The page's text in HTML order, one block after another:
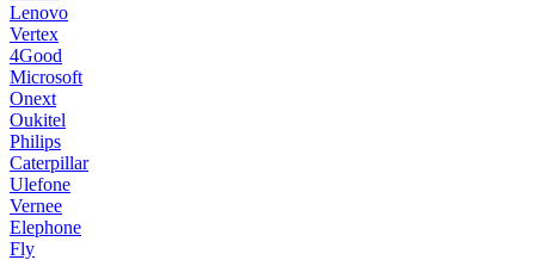
Lenovo
Vertex
4Good
Microsoft
Onext
Oukitel
Philips
Caterpillar
Ulefone
Vernee
Elephone
Fly